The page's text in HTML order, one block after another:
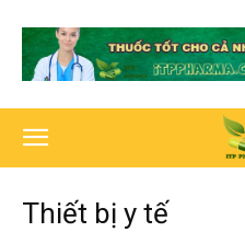
Thiết bị y tế